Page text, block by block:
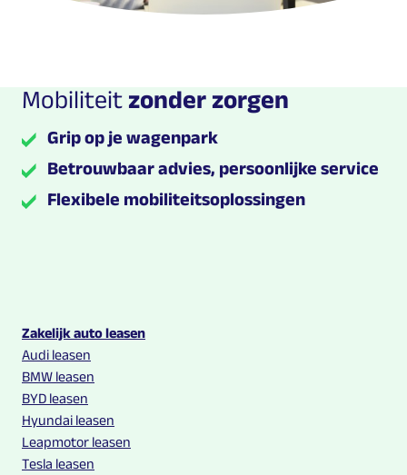
Mobiliteit zonder zorgen
Grip op je wagenpark
Betrouwbaar advies, persoonlijke service
Flexibele mobiliteitsoplossingen
Multilease links en contact informatie
Zakelijk auto leasen
Audi leasen
BMW leasen
BYD leasen
Hyundai leasen
Leapmotor leasen
Tesla leasen